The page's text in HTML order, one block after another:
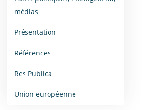
médias
Présentation
Références
Res Publica
Union européenne